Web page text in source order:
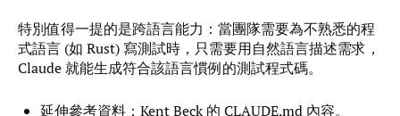
特別值得一提的是跨語言能力：當團隊需要為不熟悉的程
式語言 (如 Rust) 寫測試時，只需要用自然語言描述需求，
Claude 就能生成符合該語言慣例的測試程式碼。
延伸參考資料： Kent Beck 的 CLAUDE.md 內容。